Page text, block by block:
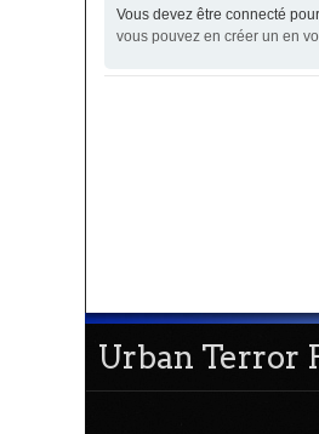
Statistiques globales et en
totalité des serveurs
Vous devez être connecté
vous pouvez en créer un en
Urban Terror